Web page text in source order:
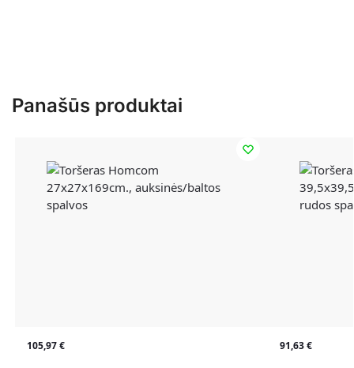
Panašūs produktai
105,97€ 91,63€